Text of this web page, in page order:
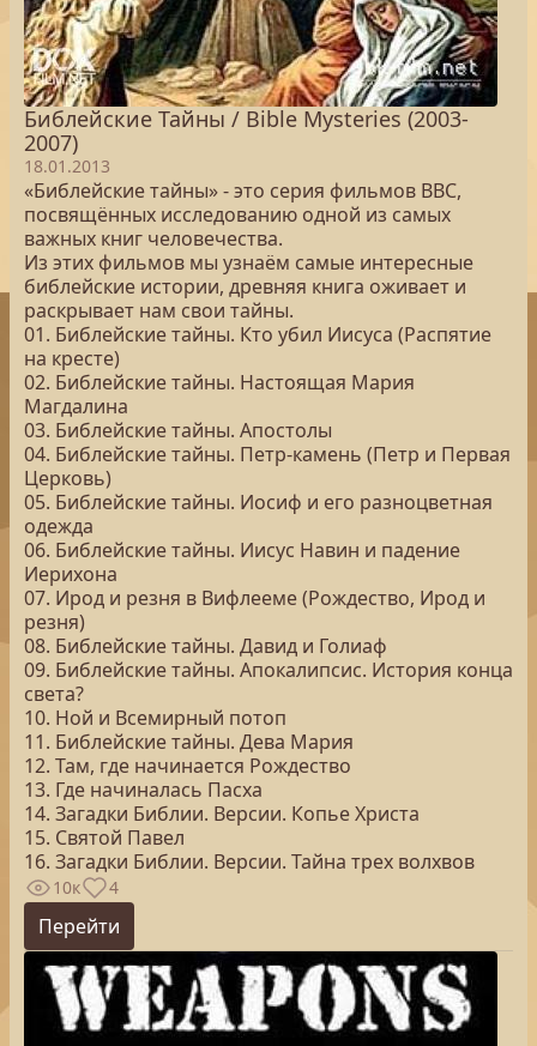
Библейские Тайны / Bible Mysteries (2003-
2007)
18.01.2013
«Библейские тайны» - это серия фильмов BBC,
посвящённых исследованию одной из самых
важных книг человечества.
Из этих фильмов мы узнаём самые интересные
библейские истории, древняя книга оживает и
раскрывает нам свои тайны.
01. Библейские тайны. Кто убил Иисуса (Распятие
на кресте)
02. Библейские тайны. Настоящая Мария
Магдалина
03. Библейские тайны. Апостолы
04. Библейские тайны. Петр-камень (Петр и Первая
Церковь)
05. Библейские тайны. Иосиф и его разноцветная
одежда
06. Библейские тайны. Иисус Навин и падение
Иерихона
07. Ирод и резня в Вифлееме (Рождество, Ирод и
резня)
08. Библейские тайны. Давид и Голиаф
09. Библейские тайны. Апокалипсис. История конца
света?
10. Ной и Всемирный потоп
11. Библейские тайны. Дева Мария
12. Там, где начинается Рождество
13. Где начиналась Пасха
14. Загадки Библии. Версии. Копье Христа
15. Святой Павел
16. Загадки Библии. Версии. Тайна трех волхвов
10к 4
Перейти